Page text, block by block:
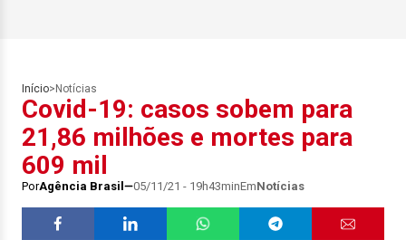
Início> Notícias
Covid-19: casos sobem para
21,86 milhões e mortes para
609 mil
PorAgência Brasil 05/11/21 - 19h43minEmNotícias